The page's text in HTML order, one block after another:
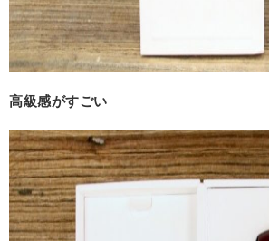
高級感がすごい